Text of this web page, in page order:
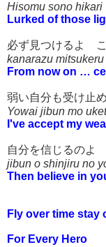
Hisomu sono hikari
Lurked of those
必ず見つけるよ
kanarazu
From now on …
弱い自分も受け止
Yowai jibun mo
I've accept my
自分を信じるのよ
jibun o shinjiru no
Then believe in
Fly over time
For Every Hero